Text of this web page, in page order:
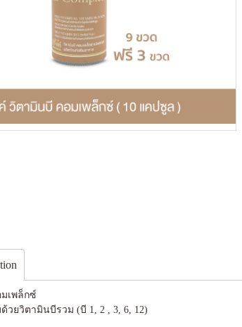
เพล็กซ์
วยวิตามินบีรวม (บี 1, 2 , 3, 6, 12)